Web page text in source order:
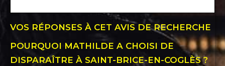
VOS RÉPONSES À CET AVIS DE RECHERCHE
POURQUOI MATHILDE A CHOISI DE
DISPARAÎTRE À SAINT-BRICE-EN-COGLÈS ?